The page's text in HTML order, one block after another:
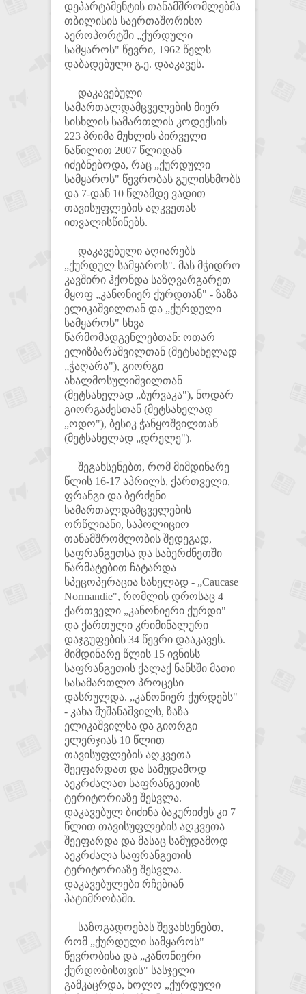
დეპარტამენტის თანამშრომლებმა
თბილისის საერთაშორისო
აეროპორტში „ქურდული
სამყაროს" წევრი, 1962 წელს
დაბადებული გ.ე. დააკავეს.
დაკავებული
სამართალდამცველების მიერ
სისხლის სამართლის კოდექსის
223 პრიმა მუხლის პირველი
ნაწილით 2007 წლიდან
იძებნებოდა, რაც „ქურდული
სამყაროს" წევრობას გულისხმობს
და 7-დან 10 წლამდე ვადით
თავისუფლების აღკვეთას
ითვალისწინებს.
დაკავებული აღიარებს
„ქურდულ სამყაროს". მას მჭიდრო
კავშირი ჰქონდა საზღვარგარეთ
მყოფ „კანონიერ ქურდთან" - ზაზა
ელიკაშვილთან და „ქურდული
სამყაროს" სხვა
წარმომადგენლებთან: ოთარ
ელიზბარაშვილთან (მეტსახელად
„ჭაღარა"), გიორგი
ახალმოსულიშვილთან
(მეტსახელად „ბურვაკა"), ნოდარ
გიორგაძესთან (მეტსახელად
„ოდო"), ბესიკ ჭანყოშვილთან
(მეტსახელად „დრელე").
შეგახსენებთ, რომ მიმდინარე
წლის 16-17 აპრილს, ქართველი,
ფრანგი და ბერძენი
სამართალდამცველების
ორწლიანი, საპოლიციო
თანამშრომლობის შედეგად,
საფრანგეთსა და საბერძნეთში
წარმატებით ჩატარდა
სპეცოპერაცია სახელად - „Caucase
Normandie", რომლის დროსაც 4
ქართველი „კანონიერი ქურდი"
და ქართული კრიმინალური
დაჯგუფების 34 წევრი დააკავეს.
მიმდინარე წლის 15 ივნისს
საფრანგეთის ქალაქ ნანსში მათი
სასამართლო პროცესი
დასრულდა. „კანონიერ ქურდებს"
- კახა შუშანაშვილს, ზაზა
ელიკაშვილსა და გიორგი
ელერჯიას 10 წლით
თავისუფლების აღკვეთა
შეეფარდათ და სამუდამოდ
აეკრძალათ საფრანგეთის
ტერიტორიაზე შესვლა.
დაკავებულ ბიძინა ბაკურიძეს კი 7
წლით თავისუფლების აღკვეთა
შეეფარდა და მასაც სამუდამოდ
აეკრძალა საფრანგეთის
ტერიტორიაზე შესვლა.
დაკავებულები რჩებიან
პატიმრობაში.
საზოგადოებას შევახსენებთ,
რომ „ქურდული სამყაროს"
წევრობისა და „კანონიერი
ქურდობისთვის" სასჯელი
გამკაცრდა, ხოლო „ქურდული